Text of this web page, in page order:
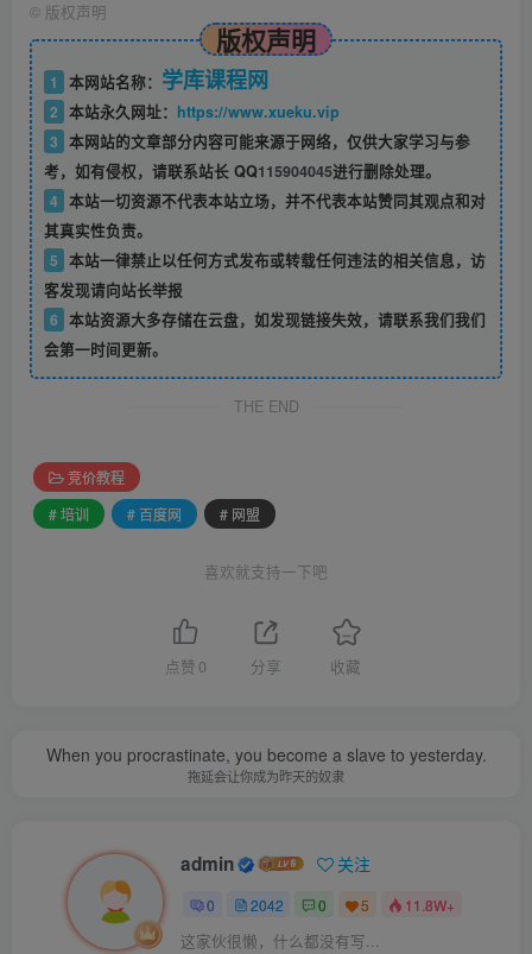
© 版权声明
版权声明
1 本网站名称： 学库课程网
2 本站永久网址： https://www.xueku.vip
3 本网站的文章部分内容可能来源于网络，仅供大家学习与参
考，如有侵权，请联系站长 QQ115904045进行删除处理。
4 本站一切资源不代表本站立场，并不代表本站赞同其观点和对
其真实性负责。
5 本站一律禁止以任何方式发布或转载任何违法的相关信息，访
客发现请向站长举报
6 本站资源大多存储在云盘，如发现链接失效，请联系我们我们
会第一时间更新。
THE END
竞价教程
# 培训
# 百度网 # 网盟
喜欢就支持一下吧
点赞 0 分享 收藏
When you procrastinate, you become a slave to yesterday.
拖延会让你成为昨天的奴隶
admin 关注
0 2042 0 5 11.8W+
这家伙很懒，什么都没有写...